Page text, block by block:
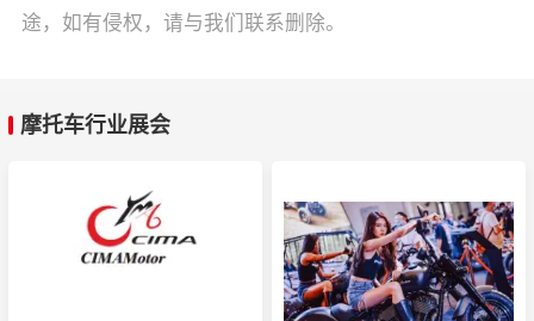
途，如有侵权，请与我们联系删除。
摩托车行业展会